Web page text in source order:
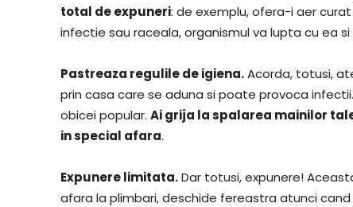
total de expuneri: de exemplu, ofera-i aer
infectie sau raceala, organismul va lupta cu ea
Pastreaza regulile de igiena.Acorda, totusi,
prin casa care se aduna si poate provoca
obicei popular. Ai grija la spalarea mainilor
in special afara.
Expunere limitata.Dar totusi, expunere!
afara la plimbari, deschide fereastra atunci